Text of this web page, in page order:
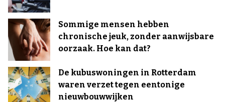
Sommige mensen hebben
chronische jeuk, zonder aanwijsbare
oorzaak. Hoe kan dat?
De kubuswoningen in Rotterdam
waren verzet tegen eentonige
nieuwbouwwijken